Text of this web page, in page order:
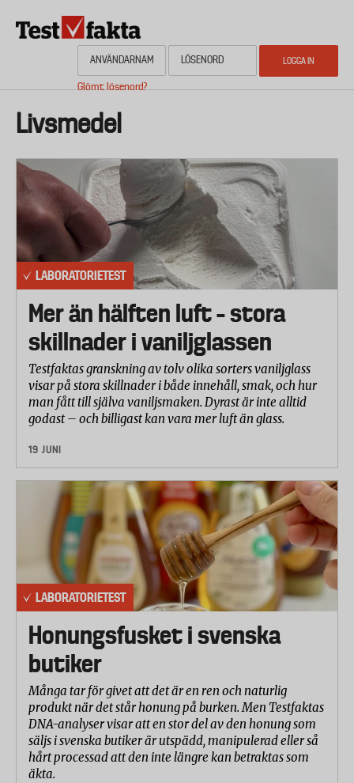
Glömt lösenord?
Media
HEM OM NYHETSBYRÅN TESTFAKTA
Livsmedel
LABORATORIETEST
Mer än hälften luft – stora
skillnader i vaniljglassen
Testfaktas granskning av tolv olika sorters vaniljglass
visar på stora skillnader i både innehåll, smak, och hur
man fått till själva vaniljsmaken. Dyrast är inte alltid
godast – och billigast kan vara mer luft än glass.
19 JUNI
LABORATORIETEST
Honungsfusket i svenska
butiker
Många tar för givet att det är en ren och naturlig
produkt när det står honung på burken. Men Testfaktas
DNA-analyser visar att en stor del av den honung som
säljs i svenska butiker är utspädd, manipulerad eller så
hårt processad att den inte längre kan betraktas som
äkta.